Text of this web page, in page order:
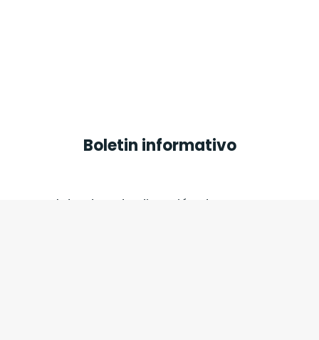
Boletin informativo
Introduce tu dirección de correo